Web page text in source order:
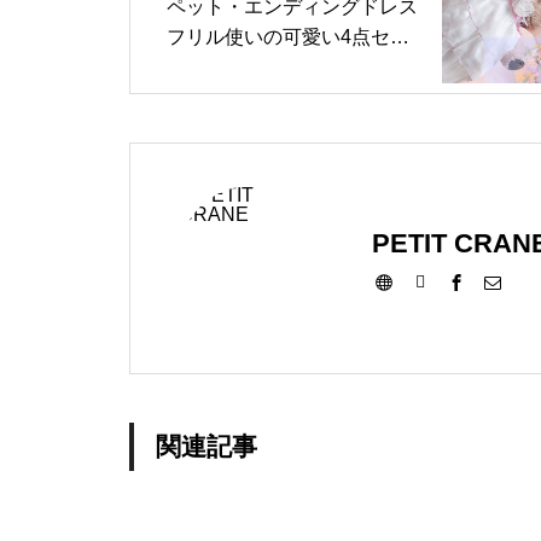
ペット・エンディングドレス
フリル使いの可愛い4点セッ
PETIT
関連記事